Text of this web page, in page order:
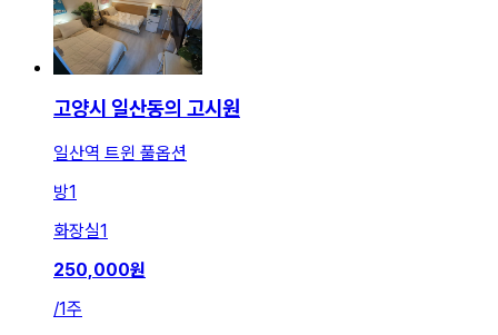
고양시 일산동의 고시원
일산역 트윈 풀옵션
방1
화장실1
250,000원
/1주